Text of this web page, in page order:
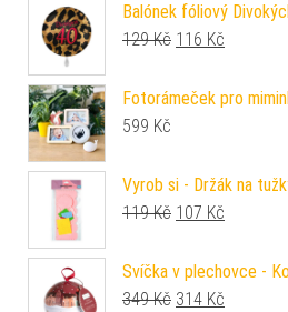
Balónek fóliový
129Kč Původní cena
116 Kč
Fotorámeček pro
599 Kč
Vyrob si - Držák na
119Kč Původní cena
107 Kč
Svíčka v plechovce -
349Kč Původní cena
314 Kč